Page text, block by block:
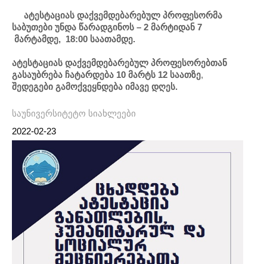
ატესტაციას დაქვემდებარებულ პროფესორმა
საბუთები უნდა წარადგინოს – 2 მარტიდან 7
მარტამდე, 18:00 საათამდე.
ატესტაციას დაქვემდებარებულ პროფესორებთან
გასაუბრება ჩატარდება 10 მარტს 12 საათზე,
შედეგები გამოქვეყნდება იმავე დღეს.
საუნივერსიტეტო სიახლეები
2022-02-23